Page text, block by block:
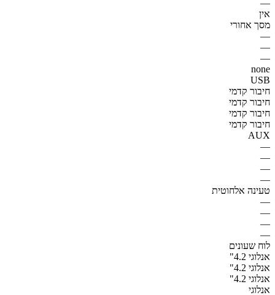
—
אין
מסך אחורי
—
—
—
none
USB
חיבור קדמי
חיבור קדמי
חיבור קדמי
חיבור קדמי
AUX
—
—
—
—
טעינה אלחוטית
—
—
—
—
לוח שעונים
אנלוגי 4.2"
אנלוגי 4.2"
אנלוגי 4.2"
אנלוגי